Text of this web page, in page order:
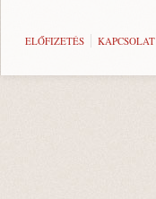
ELŐFIZETÉS KAPCSOLAT